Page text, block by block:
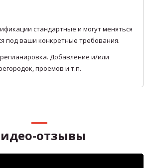
стандартные и могут меняться
под ваши конкретные требования.
Добавление и/или
проемов и т.п.
отзывы